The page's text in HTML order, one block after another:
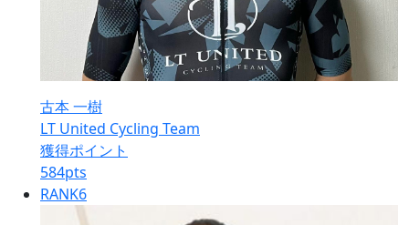
古本 一樹
LT United Cycling Team
獲得ポイント
584pts
RANK6